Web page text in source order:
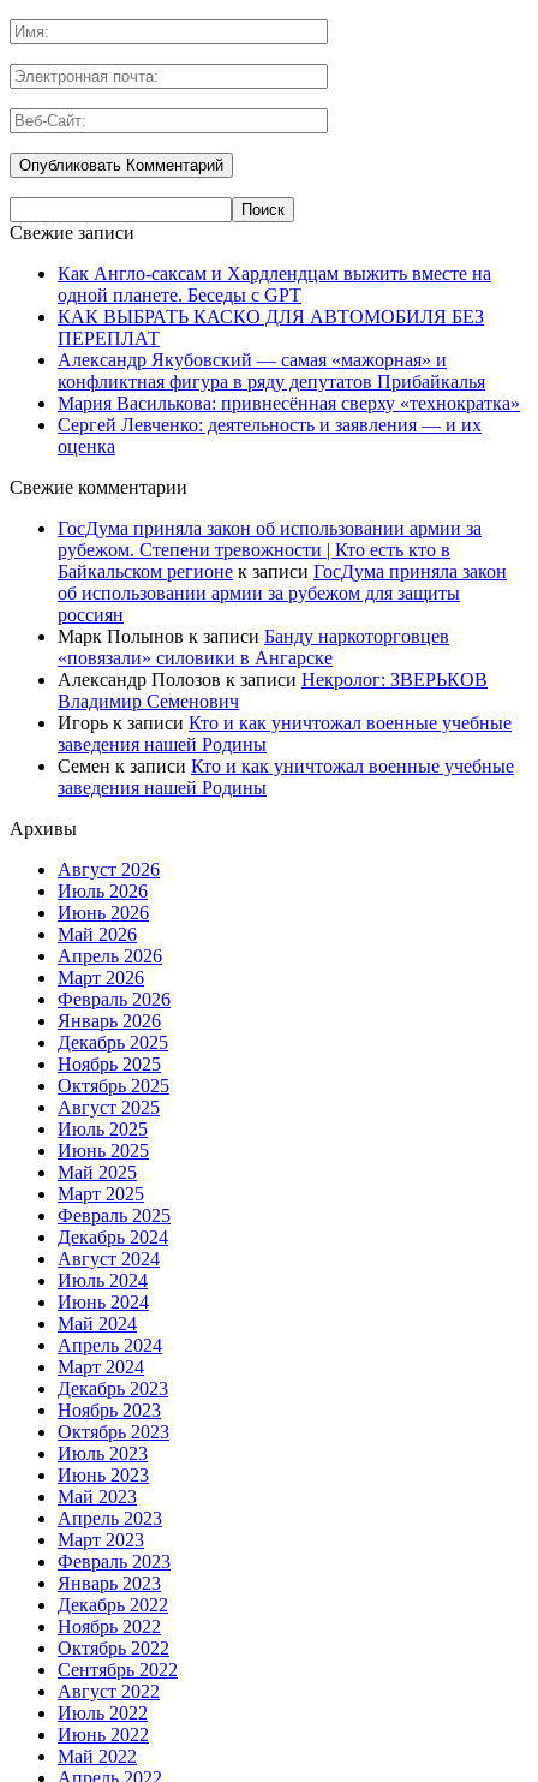
Свежие записи
Как Англо-саксам и Хардлендцам выжить вместе на
одной планете. Беседы с GPT
КАК ВЫБРАТЬ КАСКО ДЛЯ АВТОМОБИЛЯ БЕЗ
ПЕРЕПЛАТ
Александр Якубовский — самая «мажорная» и
конфликтная фигура в ряду депутатов Прибайкалья
Мария Василькова: привнесённая сверху «технократка»
Сергей Левченко: деятельность и заявления — и их
оценка
Свежие комментарии
ГосДума приняла закон об использовании армии за
рубежом. Степени тревожности | Кто есть кто в
Байкальском регионе к записи ГосДума приняла закон
об использовании армии за рубежом для защиты
россиян
Марк Полынов к записи Банду наркоторговцев
«повязали» силовики в Ангарске
Александр Полозов к записи Некролог: ЗВЕРЬКОВ
Владимир Семенович
Игорь к записи Кто и как уничтожал военные учебные
заведения нашей Родины
Семен к записи Кто и как уничтожал военные учебные
заведения нашей Родины
Архивы
Август 2026
Июль 2026
Июнь 2026
Май 2026
Апрель 2026
Март 2026
Февраль 2026
Январь 2026
Декабрь 2025
Ноябрь 2025
Октябрь 2025
Август 2025
Июль 2025
Июнь 2025
Май 2025
Март 2025
Февраль 2025
Декабрь 2024
Август 2024
Июль 2024
Июнь 2024
Май 2024
Апрель 2024
Март 2024
Декабрь 2023
Ноябрь 2023
Октябрь 2023
Июль 2023
Июнь 2023
Май 2023
Апрель 2023
Март 2023
Февраль 2023
Январь 2023
Декабрь 2022
Ноябрь 2022
Октябрь 2022
Сентябрь 2022
Август 2022
Июль 2022
Июнь 2022
Май 2022